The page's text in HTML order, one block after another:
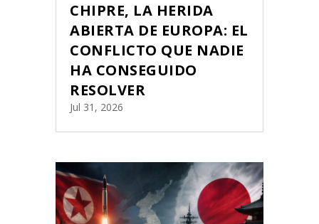
CHIPRE, LA HERIDA
ABIERTA DE EUROPA: EL
CONFLICTO QUE NADIE
HA CONSEGUIDO
RESOLVER
Jul 31, 2026